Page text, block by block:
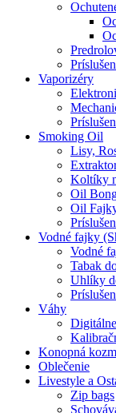
Vaporizéry
Smoking Oil
Lisy,
Koltíky
Oil
Oil
Vodné fajky
Vodné
Tabak
Uhlíky
Váhy
Konopná
Oblečenie
Livestyle a
Zip bags